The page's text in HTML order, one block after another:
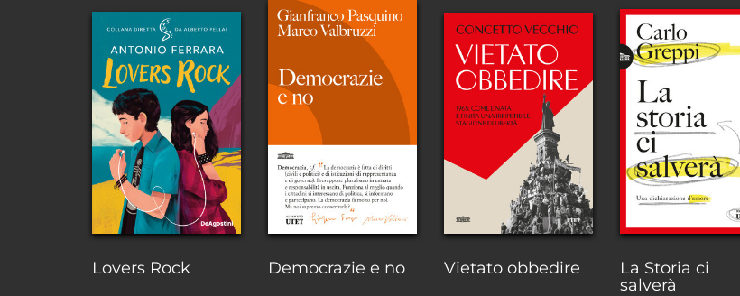
Lovers Rock Democrazie e no Vietato obbedire
La Storia ci
salverà